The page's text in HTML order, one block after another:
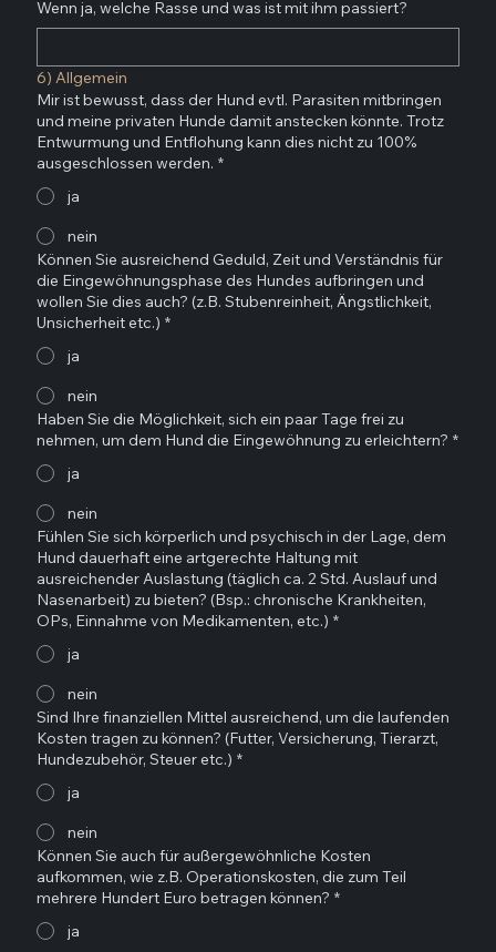
Wenn ja, welche Rasse und was ist mit ihm passiert?
6) Allgemein
Mir ist bewusst, dass der Hund evtl. Parasiten mitbringen
und meine privaten Hunde damit anstecken könnte. Trotz
Entwurmung und Entflohung kann dies nicht zu 100%
ausgeschlossen werden. *
ja
nein
Können Sie ausreichend Geduld, Zeit und Verständnis für
die Eingewöhnungsphase des Hundes aufbringen und
wollen Sie dies auch? (z.B. Stubenreinheit, Ängstlichkeit,
Unsicherheit etc.) *
ja
nein
Haben Sie die Möglichkeit, sich ein paar Tage frei zu
nehmen, um dem Hund die Eingewöhnung zu erleichtern? *
ja
nein
Fühlen Sie sich körperlich und psychisch in der Lage, dem
Hund dauerhaft eine artgerechte Haltung mit
ausreichender Auslastung (täglich ca. 2 Std. Auslauf und
Nasenarbeit) zu bieten? (Bsp.: chronische Krankheiten,
OPs, Einnahme von Medikamenten, etc.) *
ja
nein
Sind Ihre finanziellen Mittel ausreichend, um die laufenden
Kosten tragen zu können? (Futter, Versicherung, Tierarzt,
Hundezubehör, Steuer etc.) *
ja
nein
Können Sie auch für außergewöhnliche Kosten
aufkommen, wie z.B. Operationskosten, die zum Teil
mehrere Hundert Euro betragen können? *
ja